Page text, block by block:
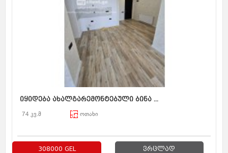
იყიდება ახალგარემონტებული ბინა ...
74 კვ.მ ოთახი
308000 GEL ვრცლად